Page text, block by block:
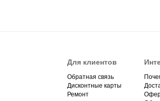
Для клиентов
Обратная связь
Дисконтные карты
Ремонт